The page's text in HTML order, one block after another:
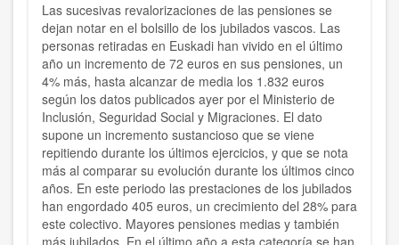
Las sucesivas revalorizaciones de las pensiones se
dejan notar en el bolsillo de los jubilados vascos. Las
personas retiradas en Euskadi han vivido en el último
año un incremento de 72 euros en sus pensiones, un
4% más, hasta alcanzar de media los 1.832 euros
según los datos publicados ayer por el Ministerio de
Inclusión, Seguridad Social y Migraciones. El dato
supone un incremento sustancioso que se viene
repitiendo durante los últimos ejercicios, y que se nota
más al comparar su evolución durante los últimos cinco
años. En este periodo las prestaciones de los jubilados
han engordado 405 euros, un crecimiento del 28% para
este colectivo. Mayores pensiones medias y también